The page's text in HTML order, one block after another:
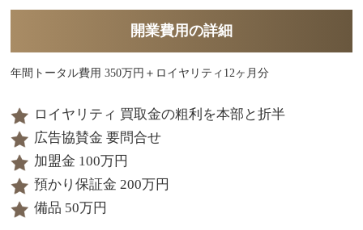
開業費用の詳細
年間トータル費用 350万円＋ロイヤリティ12ヶ月分
ロイヤリティ 買取金の粗利を本部と折半
広告協賛金 要問合せ
加盟金 100万円
預かり保証金 200万円
備品 50万円